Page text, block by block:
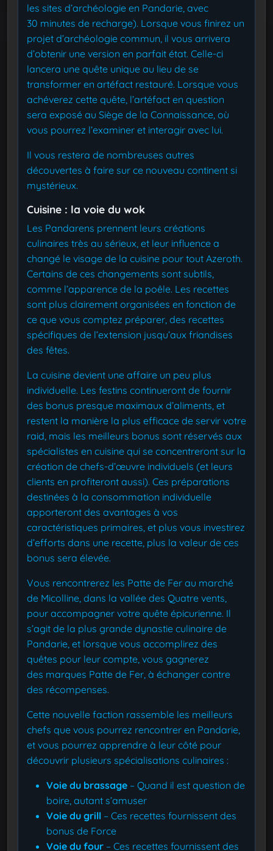
les sites d’archéologie en Pandarie, avec
30 minutes de recharge). Lorsque vous finirez un
projet d’archéologie commun, il vous arrivera
d’obtenir une version en parfait état. Celle-ci
lancera une quête unique au lieu de se
transformer en artéfact restauré. Lorsque vous
achéverez cette quête, l’artéfact en question
sera exposé au Siège de la Connaissance, où
vous pourrez l’examiner et interagir avec lui.
Il vous restera de nombreuses autres
découvertes à faire sur ce nouveau continent si
mystérieux.
Cuisine : la voie du wok
Les Pandarens prennent leurs créations
culinaires très au sérieux, et leur influence a
changé le visage de la cuisine pour tout Azeroth.
Certains de ces changements sont subtils,
comme l’apparence de la poêle. Les recettes
sont plus clairement organisées en fonction de
ce que vous comptez préparer, des recettes
spécifiques de l’extension jusqu’aux friandises
des fêtes.
La cuisine devient une affaire un peu plus
individuelle. Les festins continueront de fournir
des bonus presque maximaux d’aliments, et
restent la manière la plus efficace de servir votre
raid, mais les meilleurs bonus sont réservés aux
spécialistes en cuisine qui se concentreront sur la
création de chefs-d’œuvre individuels (et leurs
clients en profiteront aussi). Ces préparations
destinées à la consommation individuelle
apporteront des avantages à vos
caractéristiques primaires, et plus vous investirez
d’efforts dans une recette, plus la valeur de ces
bonus sera élevée.
Vous rencontrerez les Patte de Fer au marché
de Micolline, dans la vallée des Quatre vents,
pour accompagner votre quête épicurienne. Il
s’agit de la plus grande dynastie culinaire de
Pandarie, et lorsque vous accomplirez des
quêtes pour leur compte, vous gagnerez
des marques Patte de Fer, à échanger contre
des récompenses.
Cette nouvelle faction rassemble les meilleurs
chefs que vous pourrez rencontrer en Pandarie,
et vous pourrez apprendre à leur côté pour
découvrir plusieurs spécialisations culinaires :
Voie du brassage – Quand il est question de
boire, autant s’amuser
Voie du grill – Ces recettes fournissent des
bonus de Force
Voie du four – Ces recettes fournissent des